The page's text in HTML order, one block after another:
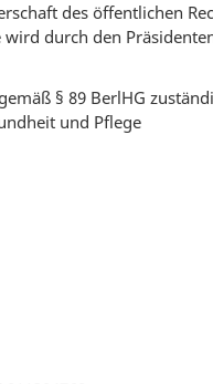
des öffentlichen
durch den
§ 89 BerlHG
und Pflege